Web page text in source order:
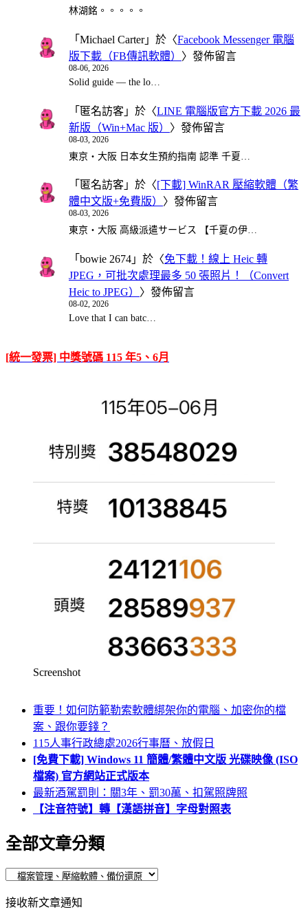
林湖銘。。。。。
「 Michael Carter」於〈Facebook Messenger 電腦
版下載（FB傳訊軟體） 〉發佈留言
08-06, 2026
Solid guide — the lo…
「 匿名訪客 」於〈LINE 電腦版官方下載 2026 最
新版（Win+Mac 版） 〉發佈留言
08-03, 2026
東京・大阪 日本女生預約指南 認準 千夏…
「 匿名訪客 」於〈[下載] WinRAR 壓縮軟體（繁
體中文版+免費版） 〉發佈留言
08-03, 2026
東京・大阪 高級派遣サービス 【千夏の伊…
「 bowie 2674 」於〈免下載！線上 Heic 轉
JPEG，可批次處理最多 50 張照片！（Convert
Heic to JPEG） 〉發佈留言
08-02, 2026
Love that I can batc…
[統一發票] 中獎號碼 115 年5、6月
Screenshot
重要！如何防範勒索軟體綁架你的電腦、加密你的檔
案、跟你要錢？
115人事行政總處2026行事曆、放假日
[免費下載] Windows 11 簡體/繁體中文版 光碟映像 (ISO
檔案) 官方網站正式版本
最新酒駕罰則：關3年、罰30萬、扣駕照牌照
【注音符號】轉【漢語拼音】字母對照表
全部文章分類
文
接收新文章通知